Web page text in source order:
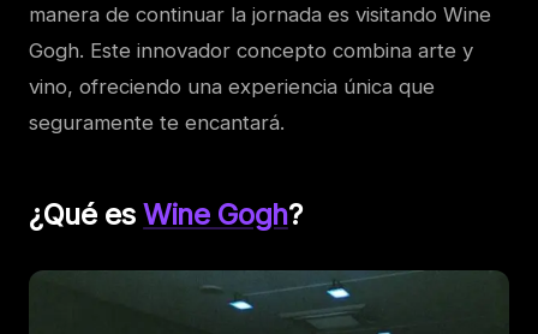
manera de continuar la jornada es visitando Wine
Gogh. Este innovador concepto combina arte y
vino, ofreciendo una experiencia única que
seguramente te encantará.
¿Qué esWine Gogh?